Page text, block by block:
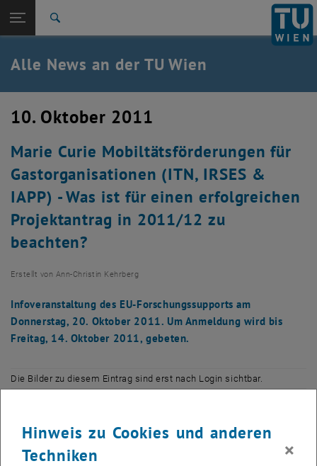
TU Login
Quicklinks
Quicklinks-Menü umschalten
Studium
Karriere
Zurück: Subseiten von TU Wien Startseite auflisten
Zurück zur letzten Ebene:
TU Wien Startseite
Übersicht
Alle News an der TU Wien
10. Oktober 2011
Marie Curie Mobiltätsförderungen für
Gastorganisationen (ITN, IRSES &
IAPP) - Was ist für einen erfolgreichen
Projektantrag in 2011/12 zu
beachten?
Erstellt von Ann-Christin Kehrberg
Infoveranstaltung des EU-Forschungssupports am
Donnerstag, 20. Oktober 2011. Um Anmeldung wird bis
Freitag, 14. Oktober 2011, gebeten.
Die Bilder zu diesem Eintrag sind erst nach Login sichtbar.
erfolgreichen Antrag eines ITN/IDP/EID, IRSES oder IAPP im FP7-
PEOPLE und die Unterstützung seitens des EU-Forschungssupports
Hinweis zu Cookies und anderen
Techniken
×